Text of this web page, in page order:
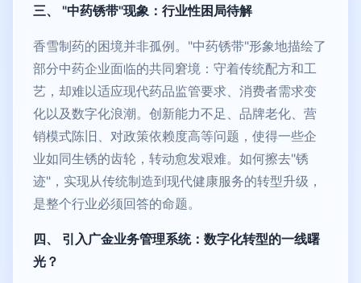
三、 "中药锈带"现象：行业性困局待解
香雪制药的困境并非孤例。"中药锈带"形象地描绘了
部分中药企业面临的共同窘境：守着传统配方和工
艺，却难以适应现代药品监管要求、消费者需求变
化以及数字化浪潮。创新能力不足、品牌老化、营
销模式陈旧、对政策依赖度高等问题，使得一些企
业如同生锈的齿轮，转动愈发艰难。如何擦去"锈
迹"，实现从传统制造到现代健康服务的转型升级，
是整个行业必须回答的命题。
四、 引入广金业务管理系统：数字化转型的一线曙
光？